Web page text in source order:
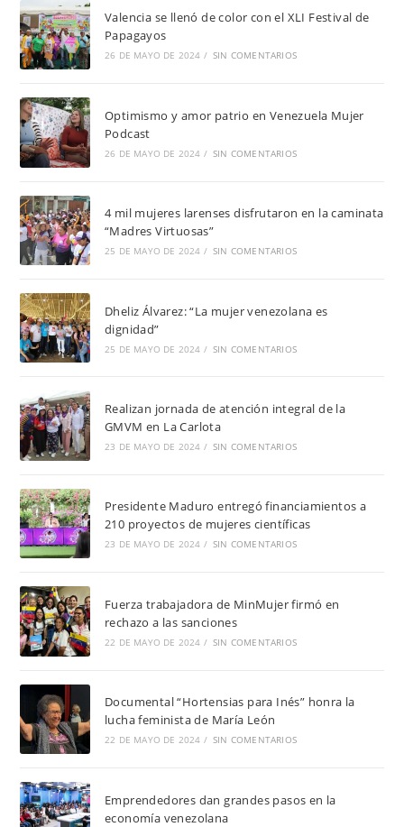
Valencia se llenó de color con el XLI Festival de
Papagayos
26 DE MAYO DE 2024 / SIN COMENTARIOS
Optimismo y amor patrio en Venezuela Mujer
Podcast
26 DE MAYO DE 2024 / SIN COMENTARIOS
4 mil mujeres larenses disfrutaron en la caminata
“Madres Virtuosas”
25 DE MAYO DE 2024 / SIN COMENTARIOS
Dheliz Álvarez: “La mujer venezolana es
dignidad”
25 DE MAYO DE 2024 / SIN COMENTARIOS
Realizan jornada de atención integral de la
GMVM en La Carlota
23 DE MAYO DE 2024 / SIN COMENTARIOS
Presidente Maduro entregó financiamientos a
210 proyectos de mujeres científicas
23 DE MAYO DE 2024 / SIN COMENTARIOS
Fuerza trabajadora de MinMujer firmó en
rechazo a las sanciones
22 DE MAYO DE 2024 / SIN COMENTARIOS
Documental “Hortensias para Inés” honra la
lucha feminista de María León
22 DE MAYO DE 2024 / SIN COMENTARIOS
Emprendedores dan grandes pasos en la
economía venezolana